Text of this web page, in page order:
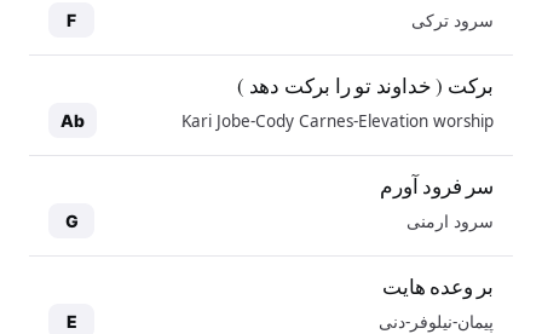
سرود ترکی F
برکت ( خداوند تو را برکت دهد )
Kari Jobe-Cody Carnes-Elevation worship
Ab
سر فرود آورم
سرود ارمنی G
بر وعده هایت
پیمان-نیلوفر-دنی E